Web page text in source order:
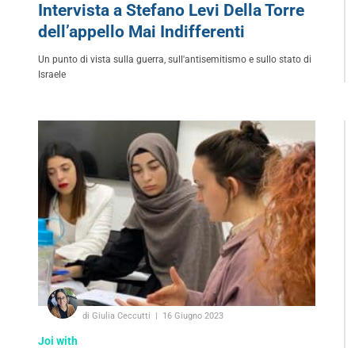
Intervista a Stefano Levi Della Torre
dell’appello Mai Indifferenti
Un punto di vista sulla guerra, sull'antisemitismo e sullo stato di
Israele
di Giulia Ceccutti 16 Giugno 2023
Joi with